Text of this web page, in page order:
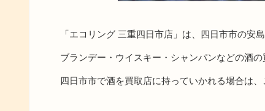
「エコリング 三重四日市店」は、四日市市の安
ブランデー・ウイスキー・シャンパンなどの酒の
四日市市で酒を買取店に持っていかれる場合は